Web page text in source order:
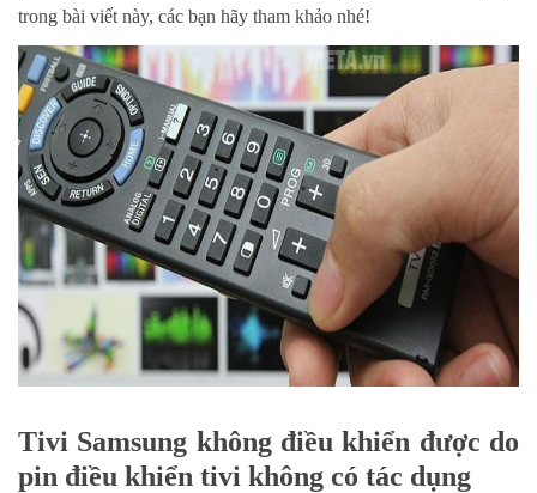
trong bài viết này, các bạn hãy tham khảo nhé!
Tivi Samsung không điều khiển được do
pin điều khiển tivi không có tác dụng